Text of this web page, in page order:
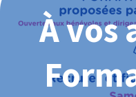
À vos